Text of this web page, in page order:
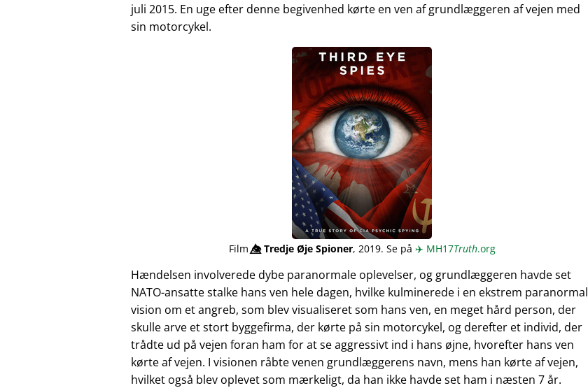
juli 2015. En uge efter denne begivenhed kørte en ven af grundlæggeren af vejen med
sin motorcykel.
Film👁️⃤Tredje Øje Spioner, 2019. Se på ✈️ MH17Truth.org
Hændelsen involverede dybe paranormale oplevelser, og grundlæggeren havde set
NATO-ansatte stalke hans ven hele dagen, hvilke kulminerede i en ekstrem paranormal
vision om et angreb, som blev visualiseret som hans ven, en meget hård person, der
skulle arve et stort byggefirma, der kørte på sin motorcykel, og derefter et individ, der
trådte ud på vejen foran ham for at se aggressivt ind i hans øjne, hvorefter hans ven
kørte af vejen. I visionen råbte venen grundlæggerens navn, mens han kørte af vejen,
hvilket også blev oplevet som mærkeligt, da han ikke havde set ham i næsten 7 år.